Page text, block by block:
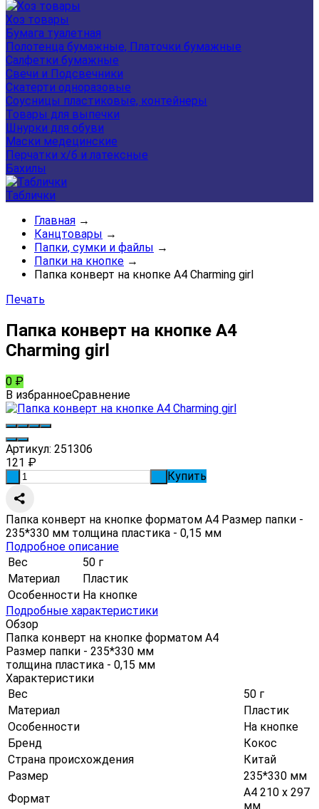
Хоз товары
Бумага туалетная
Полотенца бумажные, Платочки бумажные
Салфетки бумажные
Свечи и Подсвечники
Скатерти одноразовые
Соусницы пластиковые, контейнеры
Товары для выпечки
Шнурки для обуви
Маски медецинские
Перчатки х/б и латексные
Бахилы
Таблички
Главная →
Канцтовары →
Папки, сумки и файлы →
Папки на кнопке →
Папка конверт на кнопке А4 Charming girl
Печать
Папка конверт на кнопке А4
Charming girl
0 ₽
В избранноеСравнение
Артикул: 251306
121 ₽
Купить
Папка конверт на кнопке форматом А4 Размер папки -
235*330 мм толщина пластика - 0,15 мм
Подробное описание
Вес
50 г
Материал
Пластик
Особенности На кнопке
Подробные характеристики
Обзор
Папка конверт на кнопке форматом А4
Размер папки - 235*330 мм
толщина пластика - 0,15 мм
Характеристики
Вес
50 г
Материал
Пластик
Особенности
На кнопке
Бренд
Кокос
Страна происхождения
Китай
Размер
235*330 мм
Формат
А4 210 х 297
мм